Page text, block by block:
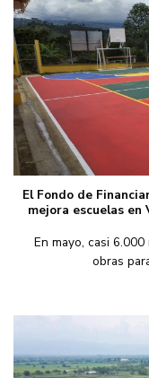
El Fondo de
mejora escuelas en
En mayo, casi
obras